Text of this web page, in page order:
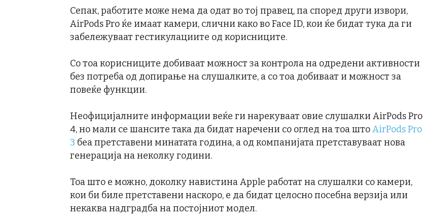
Сепак, работите може нема да одат во тој правец, па според други извори,
AirPods Pro ќе имаат камери, слични како во Face ID, кои ќе бидат тука да ги
забележуваат гестикулациите од корисниците.
Со тоа корисниците добиваат можност за контрола на одредени активности
без потреба од допирање на слушалките, а со тоа добиваат и можност за
повеќе функции.
Неофицијалните информации веќе ги нарекуваат овие слушалки AirPods Pro
4, но мали се шансите така да бидат наречени со оглед на тоа штоAirPods Pro
3 беа претставени минатата година, а од компанијата претставуваат нова
генерација на неколку години.
Тоа што е можно, доколку навистина Apple работат на слушалки со камери,
кои би биле претставени наскоро, е да бидат целосно посебна верзија или
некаква надградба на постојниот модел.